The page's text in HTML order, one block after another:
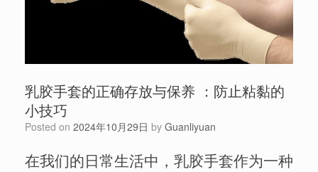
乳胶手套的正确存放与保养 ：防止粘黏的
小技巧
Posted on 2024年10月29日 by Guanliyuan
在我们的日常生活中，乳胶手套作为一种